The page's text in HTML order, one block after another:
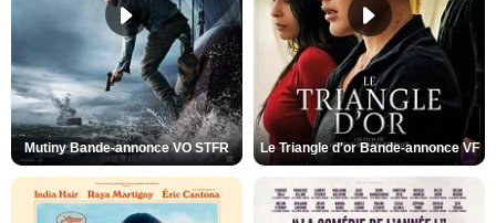
Mutiny Bande-annonce VO STFR Le Triangle d'or Bande-annonce VF